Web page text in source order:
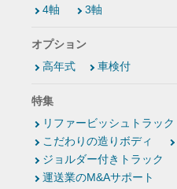
4軸
3軸
オプション
高年式
車検付
特集
リファービッシュトラック
こだわりの造りボディ
ジョルダー付きトラック
運送業のM&Aサポート